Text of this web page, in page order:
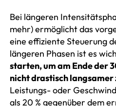
Bei längeren
mehr) ermöglicht das
eine effiziente Steuerung
längeren Phasen ist es
starten, um am Ende der
nicht drastisch langsamer
Leistungs- oder
als 20 % gegenüber dem